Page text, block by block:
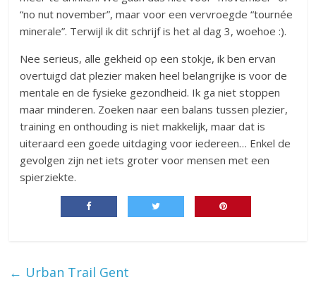
“no nut november”, maar voor een vervroegde “tournée
minerale”. Terwijl ik dit schrijf is het al dag 3, woehoe :).
Nee serieus, alle gekheid op een stokje, ik ben ervan
overtuigd dat plezier maken heel belangrijke is voor de
mentale en de fysieke gezondheid. Ik ga niet stoppen
maar minderen. Zoeken naar een balans tussen plezier,
training en onthouding is niet makkelijk, maar dat is
uiteraard een goede uitdaging voor iedereen… Enkel de
gevolgen zijn net iets groter voor mensen met een
spierziekte.
← Urban Trail Gent